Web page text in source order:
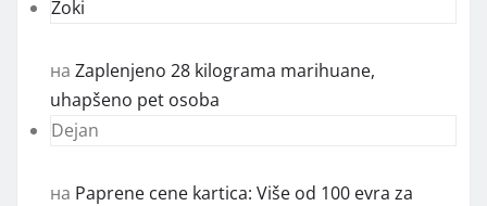
Zoki
на Zaplenjeno 28 kilograma marihuane,
uhapšeno pet osoba
Dejan
на Paprene cene kartica: Više od 100 evra za